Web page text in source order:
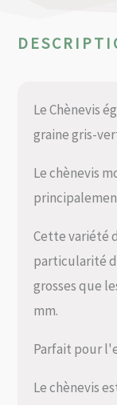
Le Chènevis
graine gris-
Le chènevis
Cette variété
particularité
grosses que
mm.
Parfait pour
Le chènevis